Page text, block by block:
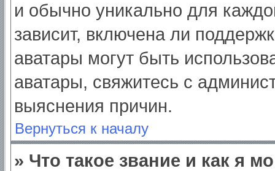
и обычно уникально для
зависит, включена ли
аватары могут быть
аватары, свяжитесь с
выяснения причин.
Вернуться к началу
» Что такое звание и как я